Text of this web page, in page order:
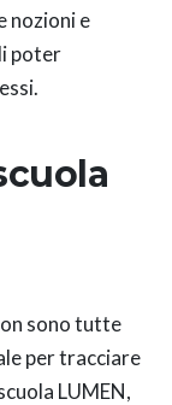
nozioni e
poter
sono tutte
per tracciare
LUMEN,